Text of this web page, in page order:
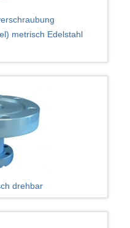
metrisch Edelstahl
drehbar